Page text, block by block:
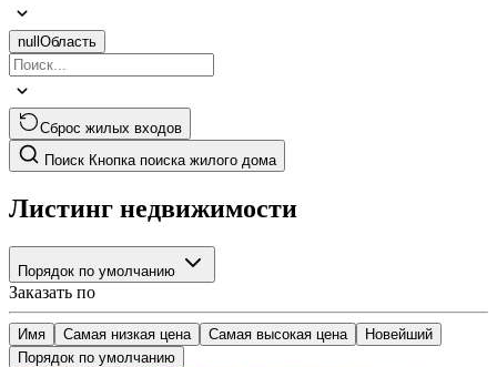
null Область
Сброс жилых входов
Поиск Кнопка поиска жилого дома
Листинг недвижимости
Порядок по умолчанию
Заказать по
Имя Самая низкая цена Самая высокая цена
Новейший
Порядок по умолчанию